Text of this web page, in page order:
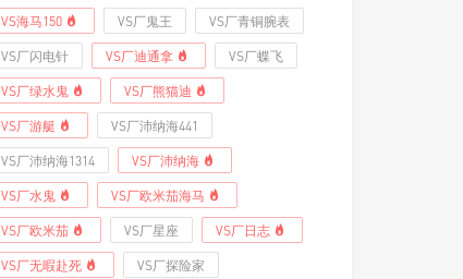
VS海马150 VS厂鬼王 VS厂青铜腕表
VS厂闪电针 VS厂迪通拿 VS厂蝶飞
VS厂绿水鬼 VS厂熊猫迪
VS厂游艇 VS厂沛纳海441
VS厂沛纳海1314 VS厂沛纳海
VS厂水鬼 VS厂欧米茄海马
VS厂欧米茄 VS厂星座 VS厂日志
VS厂无暇赴死 VS厂探险家